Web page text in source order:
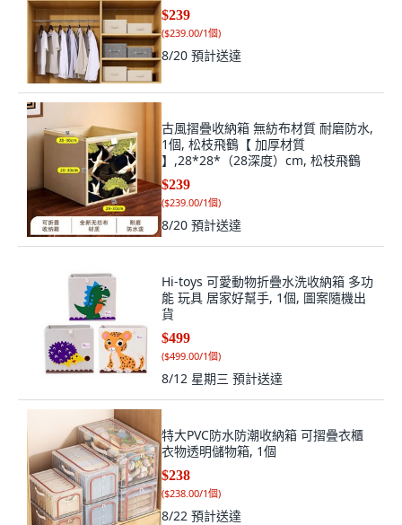
$239
($239.00/1個)
8/20 預計送達
古風摺疊收納箱 無紡布材質 耐磨防水,
1個, 松枝飛鶴【 加厚材質
】,28*28*（28深度）cm, 松枝飛鶴
$239
($239.00/1個)
8/20 預計送達
Hi-toys 可愛動物折疊水洗收納箱 多功
能 玩具 居家好幫手, 1個, 圖案隨機出
貨
$499
($499.00/1個)
8/12 星期三 預計送達
特大PVC防水防潮收納箱 可摺疊衣櫃
衣物透明儲物箱, 1個
$238
($238.00/1個)
8/22 預計送達